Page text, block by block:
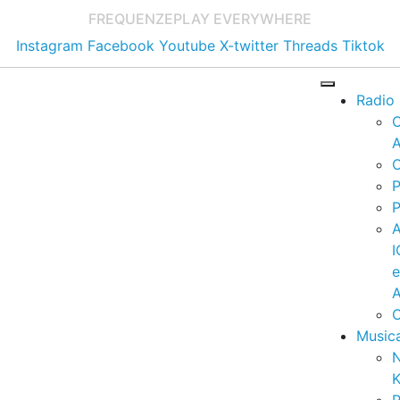
FREQUENZEPLAY EVERYWHERE
Instagram Facebook Youtube X-twitter Threads Tiktok
Radio
e